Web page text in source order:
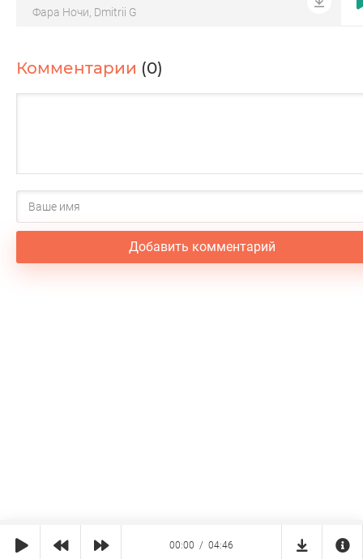
Фара Ночи, Dmitrii G
Комментарии (0)
Добавить комментарий
00:00 04:46